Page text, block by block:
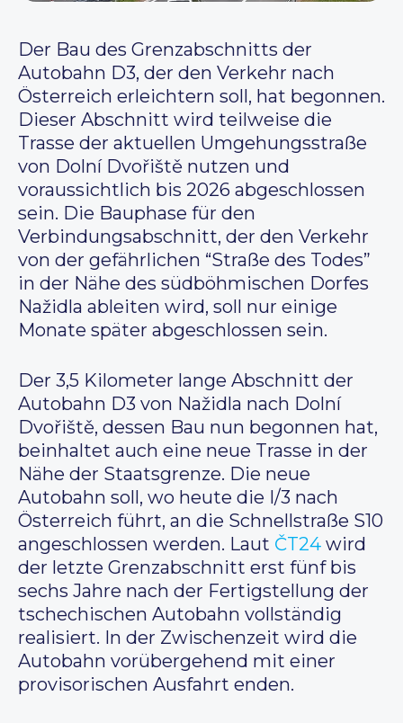
Der Bau des Grenzabschnitts der
Autobahn D3, der den Verkehr nach
Österreich erleichtern soll, hat begonnen.
Dieser Abschnitt wird teilweise die
Trasse der aktuellen Umgehungsstraße
von Dolní Dvořiště nutzen und
voraussichtlich bis 2026 abgeschlossen
sein. Die Bauphase für den
Verbindungsabschnitt, der den Verkehr
von der gefährlichen “Straße des Todes”
in der Nähe des südböhmischen Dorfes
Nažidla ableiten wird, soll nur einige
Monate später abgeschlossen sein.
Der 3,5 Kilometer lange Abschnitt der
Autobahn D3 von Nažidla nach Dolní
Dvořiště, dessen Bau nun begonnen hat,
beinhaltet auch eine neue Trasse in der
Nähe der Staatsgrenze. Die neue
Autobahn soll, wo heute die I/3 nach
Österreich führt, an die Schnellstraße S10
angeschlossen werden. Laut ČT24 wird
der letzte Grenzabschnitt erst fünf bis
sechs Jahre nach der Fertigstellung der
tschechischen Autobahn vollständig
realisiert. In der Zwischenzeit wird die
Autobahn vorübergehend mit einer
provisorischen Ausfahrt enden.